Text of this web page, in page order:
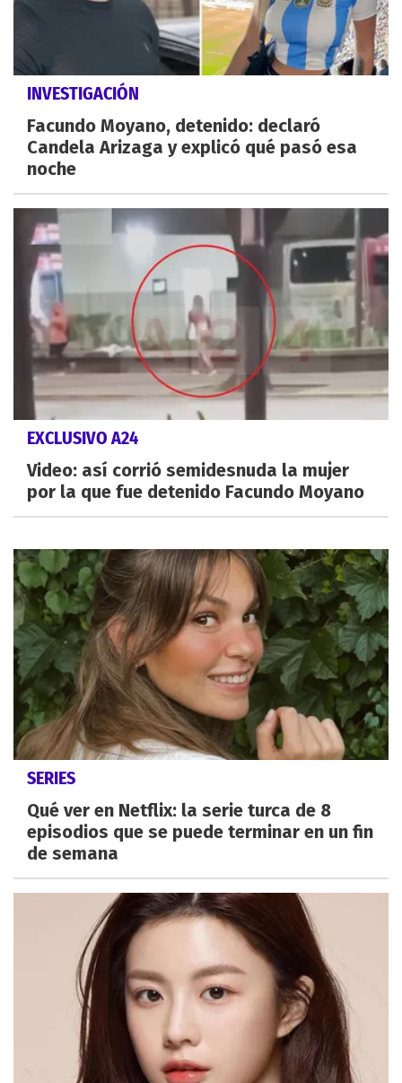
INVESTIGACIÓN
Facundo Moyano, detenido: declaró
Candela Arizaga y explicó qué pasó esa
noche
EXCLUSIVO A24
Video: así corrió semidesnuda la mujer
por la que fue detenido Facundo Moyano
SERIES
Qué ver en Netflix: la serie turca de 8
episodios que se puede terminar en un fin
de semana